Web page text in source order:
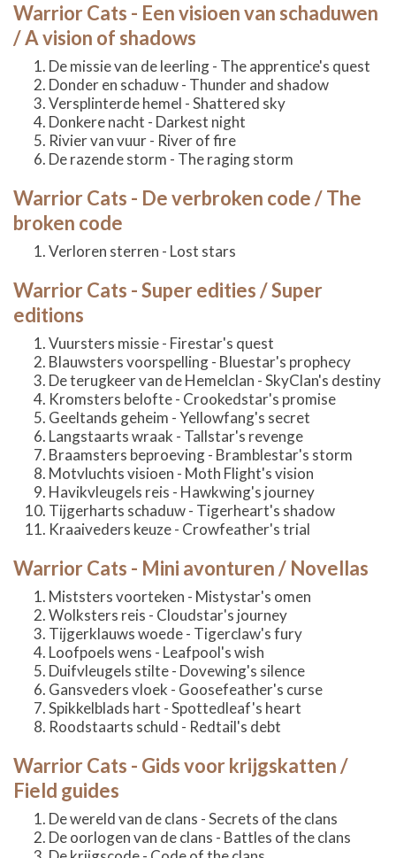
Warrior Cats - Een visioen van schaduwen
/ A vision of shadows
De missie van de leerling - The apprentice's quest
Donder en schaduw - Thunder and shadow
Versplinterde hemel - Shattered sky
Donkere nacht - Darkest night
Rivier van vuur - River of fire
De razende storm - The raging storm
Warrior Cats - De verbroken code / The
broken code
Verloren sterren - Lost stars
Warrior Cats - Super edities / Super
editions
Vuursters missie - Firestar's quest
Blauwsters voorspelling - Bluestar's prophecy
De terugkeer van de Hemelclan - SkyClan's destiny
Kromsters belofte - Crookedstar's promise
Geeltands geheim - Yellowfang's secret
Langstaarts wraak - Tallstar's revenge
Braamsters beproeving - Bramblestar's storm
Motvluchts visioen - Moth Flight's vision
Havikvleugels reis - Hawkwing's journey
Tijgerharts schaduw - Tigerheart's shadow
Kraaiveders keuze - Crowfeather's trial
Warrior Cats - Mini avonturen / Novellas
Miststers voorteken - Mistystar's omen
Wolksters reis - Cloudstar's journey
Tijgerklauws woede - Tigerclaw's fury
Loofpoels wens - Leafpool's wish
Duifvleugels stilte - Dovewing's silence
Gansveders vloek - Goosefeather's curse
Spikkelblads hart - Spottedleaf's heart
Roodstaarts schuld - Redtail's debt
Warrior Cats - Gids voor krijgskatten /
Field guides
De wereld van de clans - Secrets of the clans
De oorlogen van de clans - Battles of the clans